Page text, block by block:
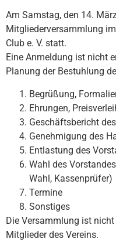
Am Samstag, den 14.
Mitgliederversammlung
Club e. V. statt.
Eine Anmeldung ist nicht
Planung der Bestuhlung
Begrüßung,
Ehrungen,
Geschäftsbericht
Genehmigung des
Entlastung des
Wahl des
Wahl, Kassenprüfer)
Termine
Sonstiges
Die Versammlung ist
Mitglieder des Vereins.